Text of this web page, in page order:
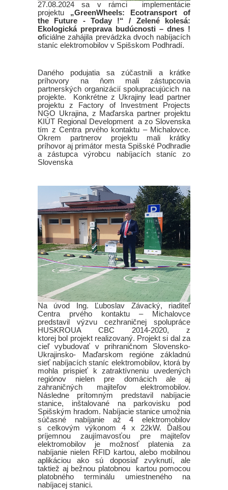
27.08.2024 sa v rámci implementácie
projektu „GreenWheels: Ecotransport of
the Future - Today !“ / Zelené kolesá:
Ekologická preprava budúcnosti – dnes !
oficiálne zahájila prevádzka dvoch nabíjacích
staníc elektromobilov v Spišskom Podhradí.
Daného podujatia sa zúčastnili a krátke
príhovory na ňom mali zástupcovia
partnerských organizácií spolupracujúcich na
projekte. Konkrétne z Ukrajiny lead partner
projektu z Factory of Investment Projects
NGO Ukrajina, z Maďarska partner projektu
KIÚT Regional Development a zo Slovenska
tím z Centra prvého kontaktu – Michalovce.
Okrem partnerov projektu mali krátky
príhovor aj primátor mesta Spišské Podhradie
a zástupca výrobcu nabíjacích staníc zo
Slovenska
Na úvod Ing. Ľuboslav Závacký, riaditeľ
Centra prvého kontaktu – Michalovce
predstavil výzvu cezhraničnej spolupráce
HUSKROUA CBC 2014-2020, z
ktorej bol projekt realizovaný. Projekt si dal za
cieľ vybudovať v prihraničnom Slovensko-
Ukrajinsko- Maďarskom regióne základnú
sieť nabíjacích staníc elektromobilov, ktorá by
mohla prispieť k zatraktívneniu uvedených
regiónov nielen pre domácich ale aj
zahraničných majiteľov elektromobilov.
Následne prítomným predstavil nabíjacie
stanice, inštalované na parkovisku pod
Spišským hradom. Nabíjacie stanice umožnia
súčasné nabíjanie až 4 elektromobilov
s celkovým výkonom 4 x 22kW. Ďalšou
príjemnou zaujímavosťou pre majiteľov
elektromobilov je možnosť platenia za
nabíjanie nielen RFID kartou, alebo mobilnou
aplikáciou ako sú doposiaľ zvyknutí, ale
taktiež aj bežnou platobnou kartou pomocou
platobného terminálu umiestneného na
nabíjacej stanici.